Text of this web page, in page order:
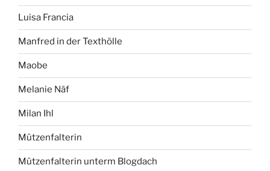
Luisa Francia
Manfred in der Texthölle
Maobe
Melanie Näf
Milan Ihl
Mützenfalterin
Mützenfalterin unterm Blogdach